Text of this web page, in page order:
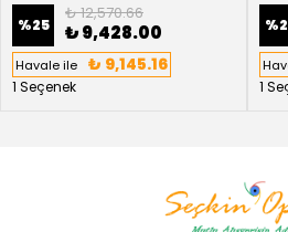
%25
₺ 12,570.66
₺ 9,428.00
Havale ile ₺ 9,145.16
1 Seçenek
%
1